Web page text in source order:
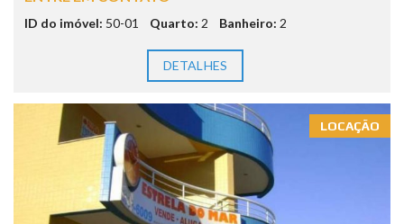
ID do imóvel: 50-01 Quarto: 2 Banheiro: 2
DETALHES
LOCAÇÃO